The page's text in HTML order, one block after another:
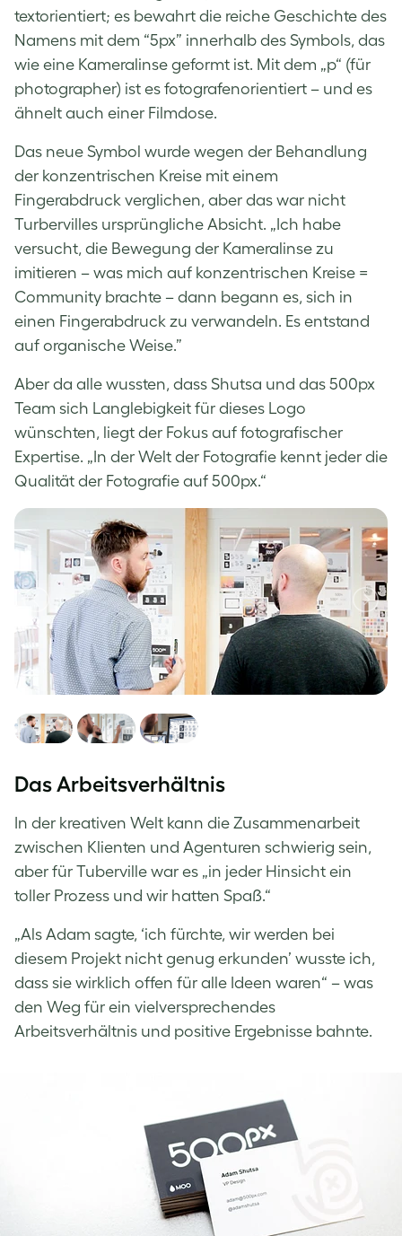
textorientiert; es bewahrt die reiche Geschichte des
Namens mit dem “5px” innerhalb des Symbols, das
wie eine Kameralinse geformt ist. Mit dem „p“ (für
photographer) ist es fotografenorientiert – und es
ähnelt auch einer Filmdose.
Das neue Symbol wurde wegen der Behandlung
der konzentrischen Kreise mit einem
Fingerabdruck verglichen, aber das war nicht
Turbervilles ursprüngliche Absicht. „Ich habe
versucht, die Bewegung der Kameralinse zu
imitieren – was mich auf konzentrischen Kreise =
Community brachte – dann begann es, sich in
einen Fingerabdruck zu verwandeln. Es entstand
auf organische Weise.”
Aber da alle wussten, dass Shutsa und das 500px
Team sich Langlebigkeit für dieses Logo
wünschten, liegt der Fokus auf fotografischer
Expertise. „In der Welt der Fotografie kennt jeder die
Qualität der Fotografie auf 500px.“
Das Arbeitsverhältnis
In der kreativen Welt kann die Zusammenarbeit
zwischen Klienten und Agenturen schwierig sein,
aber für Tuberville war es „in jeder Hinsicht ein
toller Prozess und wir hatten Spaß.“
„Als Adam sagte, ‘ich fürchte, wir werden bei
diesem Projekt nicht genug erkunden’ wusste ich,
dass sie wirklich offen für alle Ideen waren“ – was
den Weg für ein vielversprechendes
Arbeitsverhältnis und positive Ergebnisse bahnte.